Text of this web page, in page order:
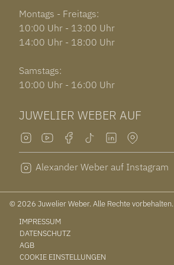
Montags - Freitags:
10:00 Uhr - 13:00 Uhr
14:00 Uhr - 18:00 Uhr
Samstags:
10:00 Uhr - 16:00 Uhr
JUWELIER WEBER AUF
Alexander Weber auf Instagram
© 2026 Juwelier Weber. Alle Rechte vorbehalten.
IMPRESSUM
DATENSCHUTZ
AGB
COOKIE EINSTELLUNGEN